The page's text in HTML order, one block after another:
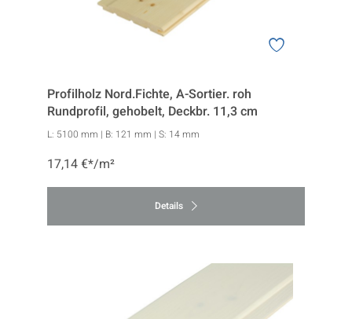
Profilholz Nord.Fichte, A-Sortier. roh
Rundprofil, gehobelt, Deckbr. 11,3 cm
L: 5100 mm | B: 121 mm | S: 14 mm
17,14 €*/m²
Details